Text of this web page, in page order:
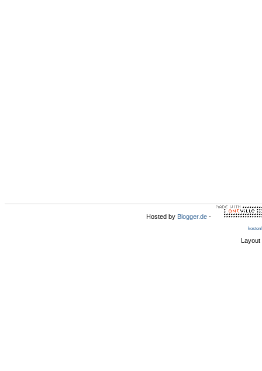
Hosted by Blogger.de -